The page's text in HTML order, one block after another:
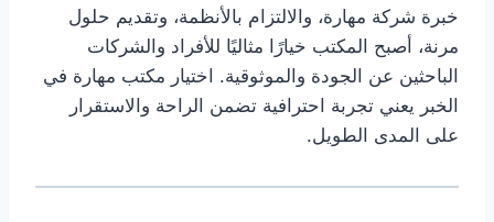
خبرة شركة مهارة، والالتزام بالأنظمة، وتقديم حلول
مرنة، أصبح المكتب خيارًا مثاليًا للأفراد والشركات
الباحثين عن الجودة والموثوقية. اختيار مكتب مهارة في
الخبر يعني تجربة احترافية تضمن الراحة والاستقرار
على المدى الطويل.